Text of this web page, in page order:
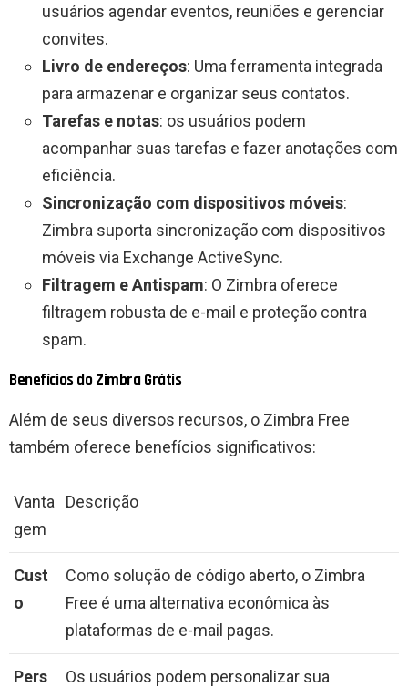
usuários agendar eventos, reuniões e gerenciar
convites.
Livro de endereços: Uma ferramenta integrada
para armazenar e organizar seus contatos.
Tarefas e notas: os usuários podem
acompanhar suas tarefas e fazer anotações com
eficiência.
Sincronização com dispositivos móveis:
Zimbra suporta sincronização com dispositivos
móveis via Exchange ActiveSync.
Filtragem e Antispam: O Zimbra oferece
filtragem robusta de e-mail e proteção contra
spam.
Benefícios do Zimbra Grátis
Além de seus diversos recursos, o Zimbra Free
também oferece benefícios significativos:
Vanta
gem
Descrição
Cust
o
Como solução de código aberto, o Zimbra
Free é uma alternativa econômica às
plataformas de e-mail pagas.
Pers
Os usuários podem personalizar sua